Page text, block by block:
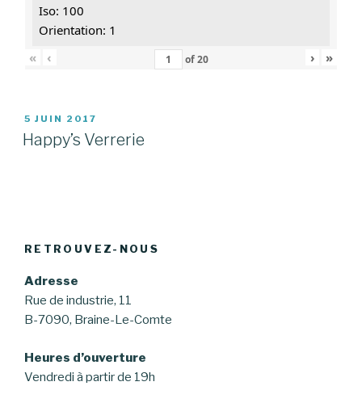
Iso: 100
Orientation: 1
«
‹ of20 › »
PUBLIÉ
LE
5 JUIN 2017
Happy’s Verrerie
RETROUVEZ-NOUS
Adresse
Rue de industrie, 11
B-7090, Braine-Le-Comte
Heures d’ouverture
Vendredi à partir de 19h